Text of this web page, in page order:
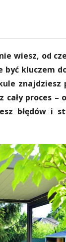
wiesz, od
kluczem
znajdziesz
proces –
błędów i